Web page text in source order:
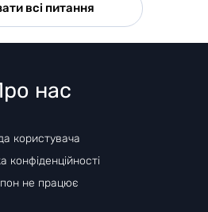
всі питання
нас
користувача
конфіденційності
не працює